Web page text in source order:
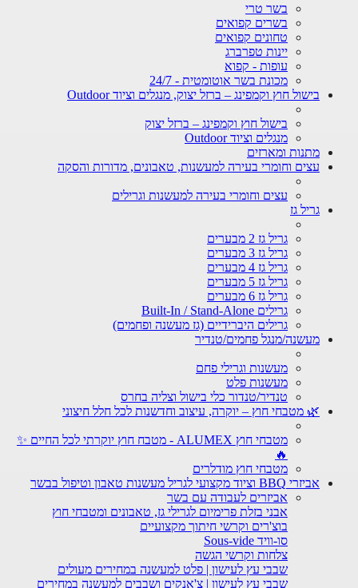
בשר טרי
בשרים קפואים
טחונים קפואים
יינות טפרברג
עופות - קפוא
מכונת בשר אוטומטית - 24/7
בישול חוץ וקמפינג – ברזל יצוק, מנגלים וציוד Outdoor
בישול חוץ וקמפינג – ברזל יצוק
מנגלים וציוד Outdoor
מתנות ומארזים
עצים וחומרי בעירה למעשנות, טאבונים, מדורות והסקה
עצים וחומרי בעירה למעשנות וגרילים
גריל גז
גריל גז 2 מבערים
גריל גז 3 מבערים
גריל גז 4 מבערים
גריל גז 5 מבערים
גריל גז 6 מבערים
גרילים Built-In / Stand-Alone
גרילים היברידיים (גז מעשנה ופחמים)
מעשנה/מנגל פחמים/טנדיר
מעשנות וגרילי פחם
מעשנות פלט
טנדיר/טנדור כלי בישול וצליה בחרס
🌿 מטבחי חוץ – יוקרה, עיצוב וחדשנות לכל חלל חיצוני
מטבחי חוץ ALUMEX - מטבח חוץ יוקרתי לכל החיים ✨
🔥
מטבחי חוץ מודלרים
אביזרי BBQ וציוד מקצועי לגריל מעשנות טאבון וטיפול בבשר
אביזרים לעבודה עם בשר
אבני בזלת פרימיום לגרילי גז, טאבונים ומטבחי חוץ
בוצ'רים וקרשי חיתוך מקצועיים
סו-וויד Sous-vide
צלחות וקרשי הגשה
שבבי עץ לעישון | פלט למעשנה במחירים מעולים
שבבי עץ לעישון | צ'אנקים ושבבים למעשנה במחירים